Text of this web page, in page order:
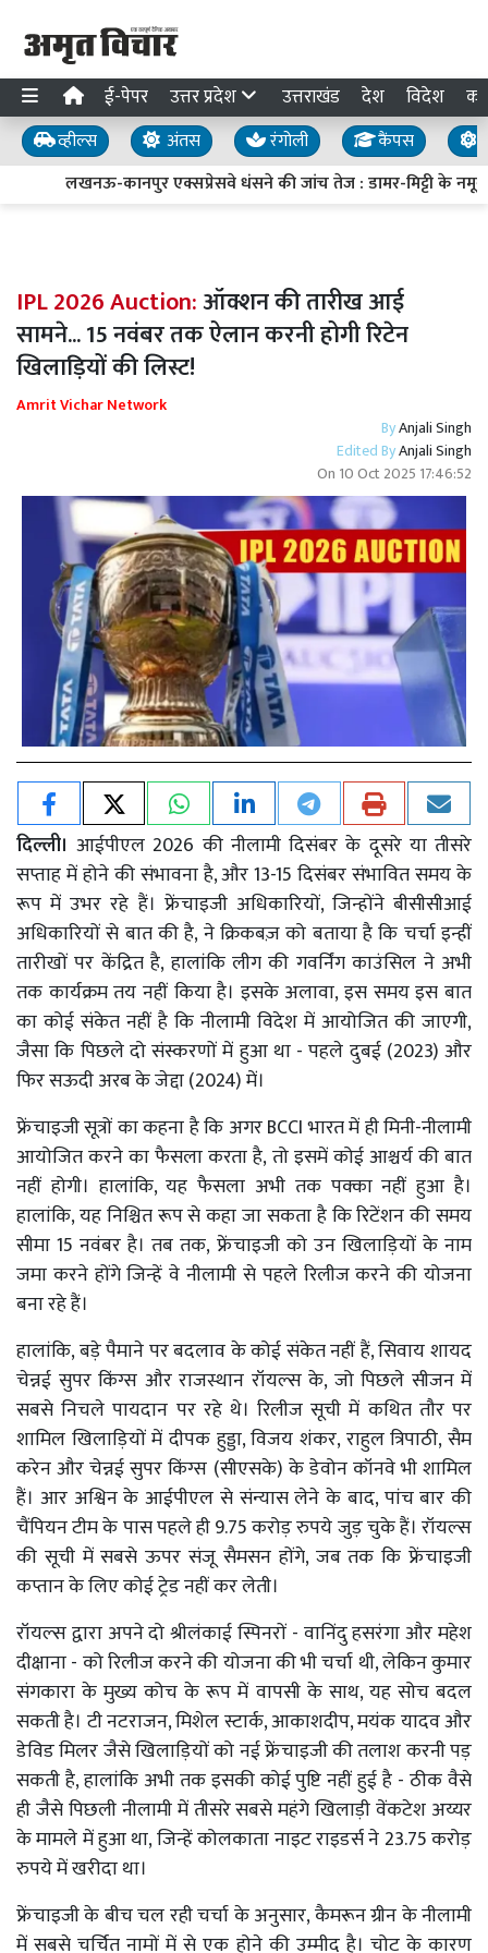
ई-पेपर उत्तर प्रदेश उत्तराखंड देश विदेश
व्हील्स अंतस रंगोली कैंपस
लखनऊ-कानपुर एक्सप्रेसवे धंसने की जांच तेज : डामर-मिट्टी के नमूने
IPL 2026 Auction:ऑक्शन की तारीख आई
सामने... 15 नवंबर तक ऐलान करनी होगी रिटेन
खिलाड़ियों की लिस्ट!
Amrit Vichar Network
ByAnjali Singh
Edited ByAnjali Singh
On 10 Oct 2025 17:46:52
दिल्ली। आईपीएल 2026 की नीलामी दिसंबर के दूसरे या तीसरे
सप्ताह में होने की संभावना है, और 13-15 दिसंबर संभावित समय के
रूप में उभर रहे हैं। फ्रेंचाइजी अधिकारियों, जिन्होंने बीसीसीआई
अधिकारियों से बात की है, ने क्रिकबज़ को बताया है कि चर्चा इन्हीं
तारीखों पर केंद्रित है, हालांकि लीग की गवर्निंग काउंसिल ने अभी
तक कार्यक्रम तय नहीं किया है। इसके अलावा, इस समय इस बात
का कोई संकेत नहीं है कि नीलामी विदेश में आयोजित की जाएगी,
जैसा कि पिछले दो संस्करणों में हुआ था - पहले दुबई (2023) और
फिर सऊदी अरब के जेद्दा (2024) में।
फ्रेंचाइजी सूत्रों का कहना है कि अगर BCCI भारत में ही मिनी-नीलामी
आयोजित करने का फैसला करता है, तो इसमें कोई आश्चर्य की बात
नहीं होगी। हालांकि, यह फैसला अभी तक पक्का नहीं हुआ है।
हालांकि, यह निश्चित रूप से कहा जा सकता है कि रिटेंशन की समय
सीमा 15 नवंबर है। तब तक, फ्रेंचाइजी को उन खिलाड़ियों के नाम
जमा करने होंगे जिन्हें वे नीलामी से पहले रिलीज करने की योजना
बना रहे हैं।
हालांकि, बड़े पैमाने पर बदलाव के कोई संकेत नहीं हैं, सिवाय शायद
चेन्नई सुपर किंग्स और राजस्थान रॉयल्स के, जो पिछले सीजन में
सबसे निचले पायदान पर रहे थे। रिलीज सूची में कथित तौर पर
शामिल खिलाड़ियों में दीपक हुड्डा, विजय शंकर, राहुल त्रिपाठी, सैम
करेन और चेन्नई सुपर किंग्स (सीएसके) के डेवोन कॉनवे भी शामिल
हैं। आर अश्विन के आईपीएल से संन्यास लेने के बाद, पांच बार की
चैंपियन टीम के पास पहले ही 9.75 करोड़ रुपये जुड़ चुके हैं। रॉयल्स
की सूची में सबसे ऊपर संजू सैमसन होंगे, जब तक कि फ्रेंचाइजी
कप्तान के लिए कोई ट्रेड नहीं कर लेती।
रॉयल्स द्वारा अपने दो श्रीलंकाई स्पिनरों - वानिंदु हसरंगा और महेश
दीक्षाना - को रिलीज करने की योजना की भी चर्चा थी, लेकिन कुमार
संगकारा के मुख्य कोच के रूप में वापसी के साथ, यह सोच बदल
सकती है। टी नटराजन, मिशेल स्टार्क, आकाशदीप, मयंक यादव और
डेविड मिलर जैसे खिलाड़ियों को नई फ्रेंचाइजी की तलाश करनी पड़
सकती है, हालांकि अभी तक इसकी कोई पुष्टि नहीं हुई है - ठीक वैसे
ही जैसे पिछली नीलामी में तीसरे सबसे महंगे खिलाड़ी वेंकटेश अय्यर
के मामले में हुआ था, जिन्हें कोलकाता नाइट राइडर्स ने 23.75 करोड़
रुपये में खरीदा था।
फ्रेंचाइजी के बीच चल रही चर्चा के अनुसार, कैमरून ग्रीन के नीलामी
में सबसे चर्चित नामों में से एक होने की उम्मीद है। चोट के कारण